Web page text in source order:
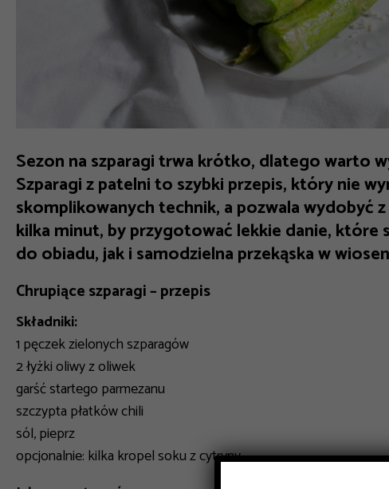
Sezon na szparagi trwa krótko, dlatego warto
Szparagi z patelni to szybki przepis, który nie
skomplikowanych technik, a pozwala wydobyć
kilka minut, by przygotować lekkie danie,
do obiadu, jak i samodzielna przekąska w
Chrupiące szparagi – przepis
Składniki:
1 pęczek zielonych szparagów
2 łyżki oliwy z oliwek
garść startego parmezanu
szczypta płatków chili
sól, pieprz
opcjonalnie: kilka kropel soku z cytryny